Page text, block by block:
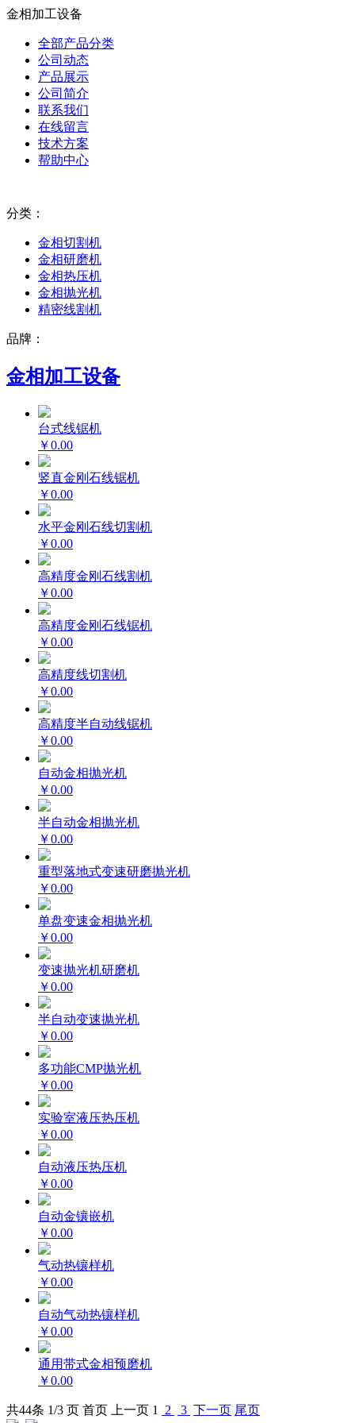
金相加工设备
全部产品分类
公司动态
产品展示
公司简介
联系我们
在线留言
技术方案
帮助中心
分类：
金相切割机
金相研磨机
金相热压机
金相抛光机
精密线割机
品牌：
金相加工设备
台式线锯机
￥0.00
竖直金刚石线锯机
￥0.00
水平金刚石线切割机
￥0.00
高精度金刚石线割机
￥0.00
高精度金刚石线锯机
￥0.00
高精度线切割机
￥0.00
高精度半自动线锯机
￥0.00
自动金相抛光机
￥0.00
半自动金相抛光机
￥0.00
重型落地式变速研磨抛光机
￥0.00
单盘变速金相抛光机
￥0.00
变速抛光机研磨机
￥0.00
半自动变速抛光机
￥0.00
多功能CMP抛光机
￥0.00
实验室液压热压机
￥0.00
自动液压热压机
￥0.00
自动金镶嵌机
￥0.00
气动热镶样机
￥0.00
自动气动热镶样机
￥0.00
通用带式金相预磨机
￥0.00
共44条 1/3 页 首页 上一页 1 2 3 下一页 尾页